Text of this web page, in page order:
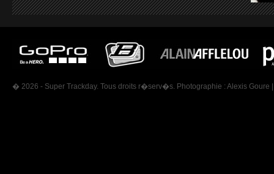
� 2026 - Super Trackday. Tous droits r�serv�s. Photographie : Alexis Goure